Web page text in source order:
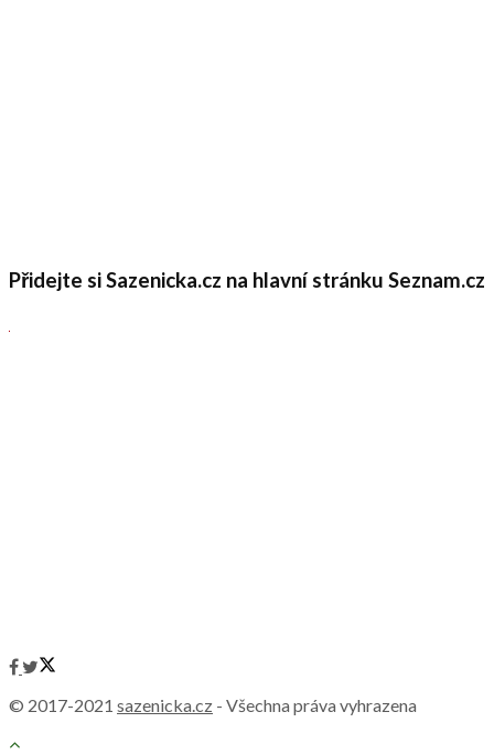
Přidejte si Sazenicka.cz na hlavní stránku Seznam.cz
© 2017-2021 sazenicka.cz - Všechna práva vyhrazena